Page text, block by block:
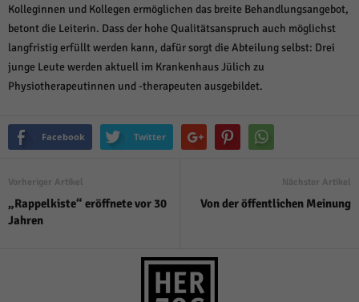
Kolleginnen und Kollegen ermöglichen das breite Behandlungsangebot,
betont die Leiterin. Dass der hohe Qualitätsanspruch auch möglichst
langfristig erfüllt werden kann, dafür sorgt die Abteilung selbst: Drei
junge Leute werden aktuell im Krankenhaus Jülich zu
Physiotherapeutinnen und -therapeuten ausgebildet.
Facebook Twitter
Vorheriger Artikel
„Rappelkiste“ eröffnete vor 30
Jahren
Nächster Artikel
Von der öffentlichen Meinung